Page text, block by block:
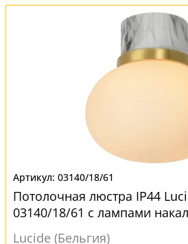
03140/18/61
Потолочная люстра IP44
03140/18/61 с лампами
Lucide (Бельгия)